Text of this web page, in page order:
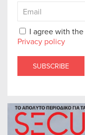
I agree with the
Privacy policy
SUBSCRIBE